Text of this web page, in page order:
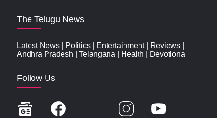
The Telugu News
Latest News Politics Entertainment| Reviews
Andhra Pradesh
Telangana Health Devotional
Follow Us